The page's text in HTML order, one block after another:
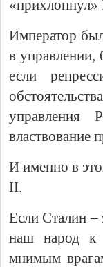
«прихлопнул»
Император
в управлении,
если
управления
властвование
И именно в
II.
Если Сталин –
наш народ к
мнимым